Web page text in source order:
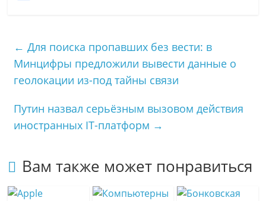
a
s
s
i
k
R
u
g
r
a
р
а
в
т
ь
← Для поиска пропавших без вести: в
Минцифры предложили вывести данные о
геолокации из-под тайны связи
Путин назвал серьёзным вызовом действия
иностранных IT-платформ →
Вам также может понравиться